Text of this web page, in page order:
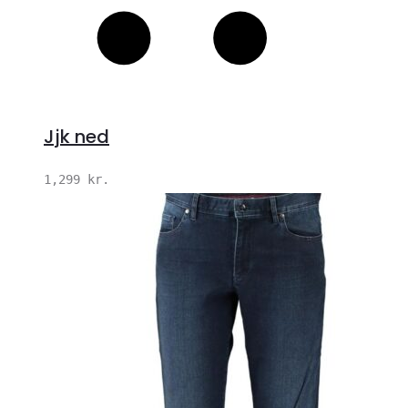
Jjk ned
1,299 kr.